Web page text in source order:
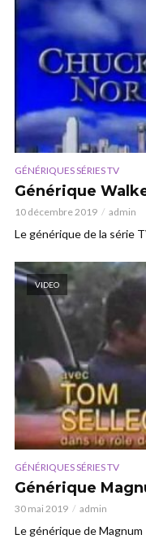
GÉNÉRIQUES SÉRIES TV
Générique
10 décembre 2019 admin
Le générique de la série
VIDEO
GÉNÉRIQUES SÉRIES TV
Générique
30 mai 2019 admin
Le générique de Magnum